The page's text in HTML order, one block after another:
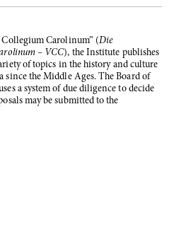
Carolinum” (Die
– VCC), the Institute publishes
of topics in the history and culture
since the Middle Ages. The Board of
a system of due diligence to decide
may be submitted to the